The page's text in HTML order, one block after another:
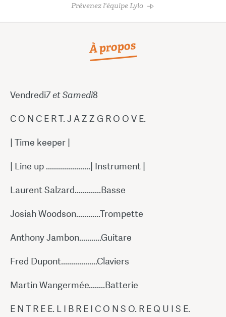
Prévenez l'équipe Lylo
À propos
Vendredi7 et Samedi8
C O N C E R T. J A Z Z G R O O V E.
| Time keeper |
| Line up ......................| Instrument |
Laurent Salzard.............Basse
Josiah Woodson............Trompette
Anthony Jambon...........Guitare
Fred Dupont..................Claviers
Martin Wangermée........Batterie
E N T R E E. L I B R E I C O N S O. R E Q U I S E.